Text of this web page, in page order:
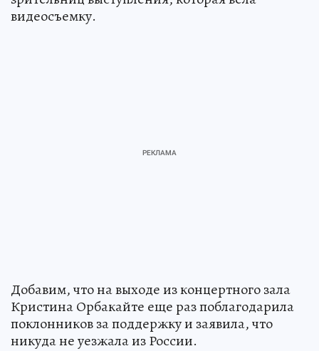
видеосъемку.
Добавим, что на выходе из концертного зала
Кристина Орбакайте еще раз поблагодарила
поклонников за поддержку и заявила, что
никуда не уезжала из России.